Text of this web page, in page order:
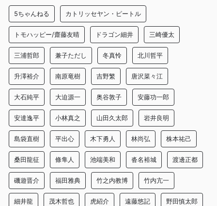
5ちゃんねる カトリッセヤン・ピートル
トモハッピー/齋藤友晴 ドラゴン細井 三崎優太
三浦哲郎 兼子ただし 冬真怜 北川哲平
升澤裕介 南原竜樹 吉野繁 唐沢菜々江
大石純平 大迫源一 奥谷敦子 安藤功一郎
安達逸平 小林真之 山田久太郎 岩井良明
島袋直樹 平出心 木下勇人 林尚弘 株本祐己
桑田龍征 條隼人 池端美和 沓名裕城 渡邊正都
磯遊晋介 福田雅典 竹之内教博 竹内亢一
細井龍 茂木哲也 虎紹介 遠藤悠記 野田慎太郎